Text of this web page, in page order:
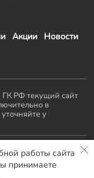
Акции
Новости
ГК РФ текущий сайт
в
у
Террасы
работы сайта
принимаете